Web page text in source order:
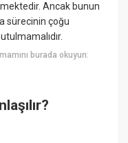
Ancak bunun
sürecinin çoğu
burada okuyun: